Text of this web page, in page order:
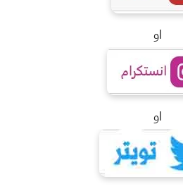
او
او